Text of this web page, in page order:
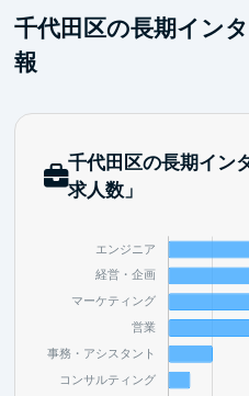
千代田区の長期イン
報
千代田区の長期イン
求人数」